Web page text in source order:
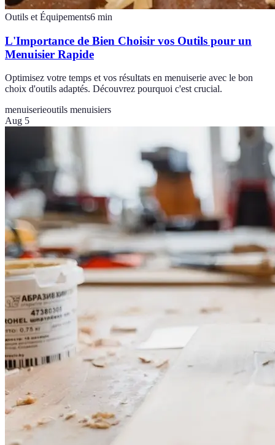
Outils et Équipements6 min
L'Importance de Bien Choisir vos Outils pour un
Menuisier Rapide
Optimisez votre temps et vos résultats en menuiserie avec le bon
choix d'outils adaptés. Découvrez pourquoi c'est crucial.
menuiserieoutils menuisiers
Aug 5